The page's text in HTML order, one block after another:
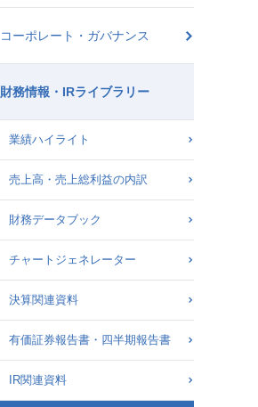
コーポレート・ガバナンス
財務情報・IRライブラリー
業績ハイライト
売上高・売上総利益の内訳
財務データブック
チャートジェネレーター
決算関連資料
有価証券報告書・四半期報告書
IR関連資料